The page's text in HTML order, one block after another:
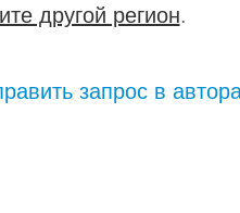
другой регион.
запрос в